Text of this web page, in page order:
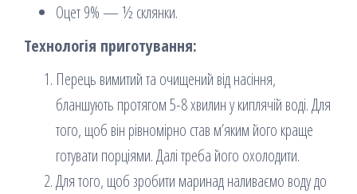
Оцет 9% — ½ склянки.
Технологія приготування:
Перець вимитий та очищений від насіння,
бланшують протягом 5-8 хвилин у киплячій воді. Для
того, щоб він рівномірно став м’яким його краще
готувати порціями. Далі треба його охолодити.
Для того, щоб зробити маринад наливаємо воду до